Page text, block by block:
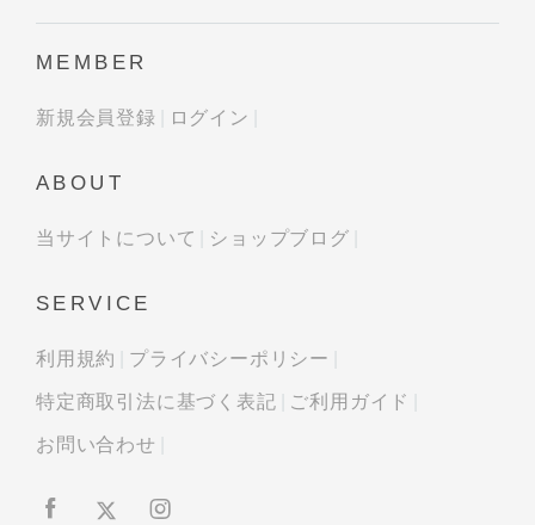
MEMBER
新規会員登録 ログイン
ABOUT
当サイトについて ショップブログ
SERVICE
利用規約 プライバシーポリシー
特定商取引法に基づく表記 ご利用ガイド
お問い合わせ